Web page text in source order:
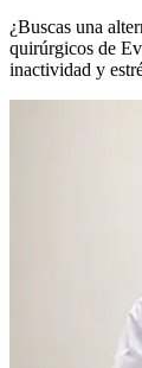
¿Buscas una
quirúrgicos de
inactividad y